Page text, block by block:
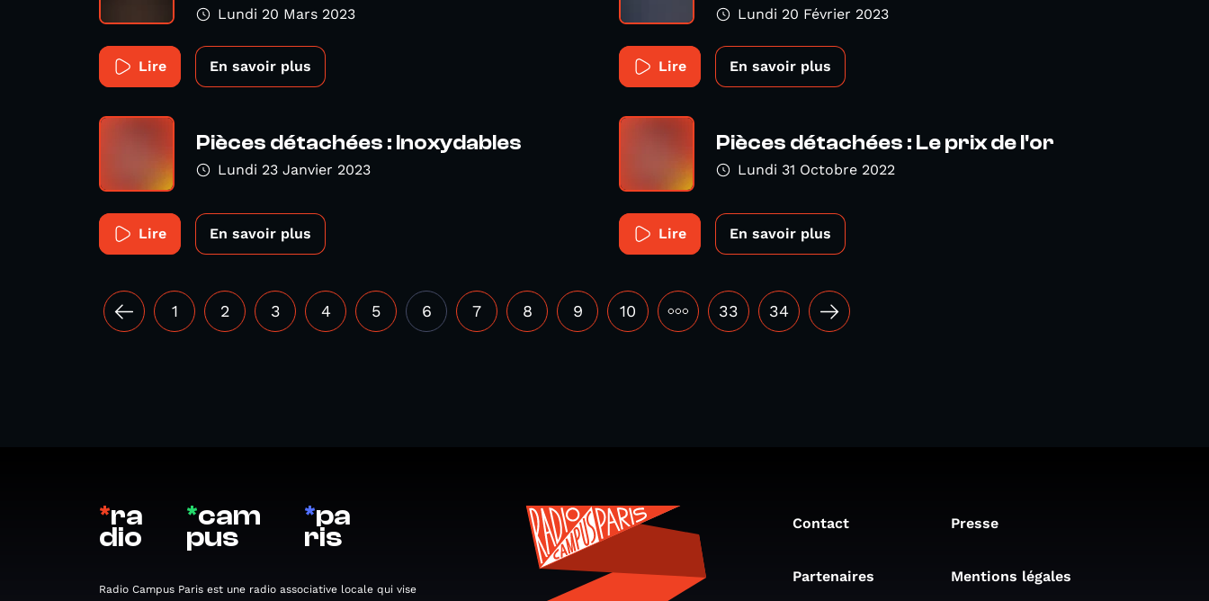
Lundi 20 Mars 2023
Lire En savoir plus
Lundi 20 Février 2023
Lire En savoir plus
Pièces détachées : Inoxydables
Lundi 23 Janvier 2023
Lire En savoir plus
Pièces détachées : Le prix de l'or
Lundi 31 Octobre 2022
Lire En savoir plus
1 2 3 4 5 6 7 8 9 10 ••• 33 34
*ra
dio
*cam
pus
*pa
ris
Radio Campus Paris est une radio associative locale qui vise
Contact Presse
Partenaires Mentions légales